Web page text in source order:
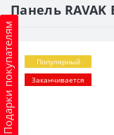
Подарки покупателям
Панель RAVAK
Популярный
Заканчивается